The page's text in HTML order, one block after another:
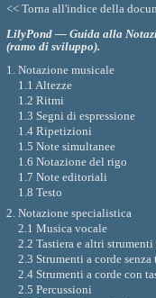
<< Torna all'indice della
LilyPond — Guida alla
(ramo di sviluppo).
1. Notazione musicale
1.1 Altezze
1.2 Ritmi
1.3 Segni di espressione
1.4 Ripetizioni
1.5 Note simultanee
1.6 Notazione del rigo
1.7 Note editoriali
1.8 Testo
2. Notazione specialistica
2.1 Musica vocale
2.2 Tastiera e altri
2.3 Strumenti a corde senza
2.4 Strumenti a corde con
2.5 Percussioni